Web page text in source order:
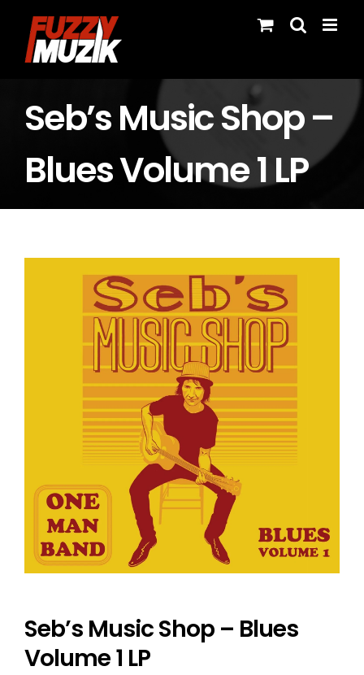
content
Seb’s Music Shop –
Blues Volume 1 LP
Seb’s Music Shop – Blues
Volume 1 LP